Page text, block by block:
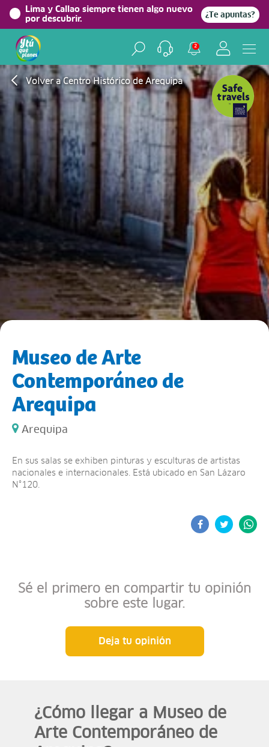
Lima y Callao siempre tienen algo nuevo
por descubrir.
¿Te apuntas?
2
Volver a Centro Histórico de Arequipa
Museo de Arte
Contemporáneo de
Arequipa
Arequipa
En sus salas se exhiben pinturas y esculturas de artistas
nacionales e internacionales. Está ubicado en San Lázaro
N°120.
Sé el primero en compartir tu opinión
sobre este lugar.
Deja tu opinión
¿Cómo llegar a Museo de
Arte Contemporáneo de